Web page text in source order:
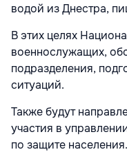
водой из Днестра,
В этих целях
военнослужащих,
подразделения,
ситуаций.
Также будут
участия в
по защите населения.